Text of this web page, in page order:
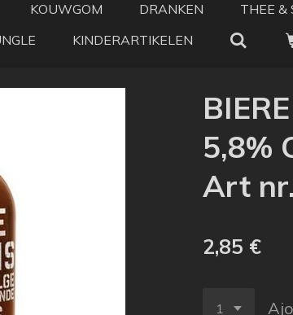
KOUWGOM DRANKEN THEE &
KINDERARTIKELEN
5,8%
Art
2,85 €